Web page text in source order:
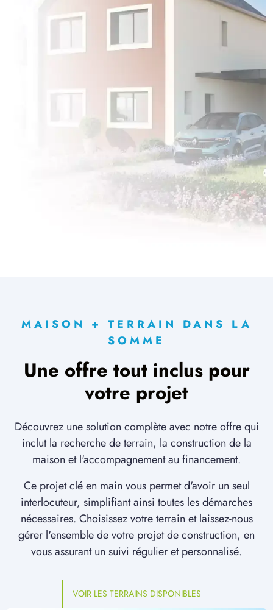
MAISON + TERRAIN DANS LA
SOMME
Une offre tout inclus pour
votre projet
Découvrez une solution complète avec notre offre qui
inclut la recherche de terrain, la construction de la
maison et l'accompagnement au financement.
Ce projet clé en main vous permet d'avoir un seul
interlocuteur, simplifiant ainsi toutes les démarches
nécessaires. Choisissez votre terrain et laissez-nous
gérer l'ensemble de votre projet de construction, en
vous assurant un suivi régulier et personnalisé.
VOIR LES TERRAINS DISPONIBLES